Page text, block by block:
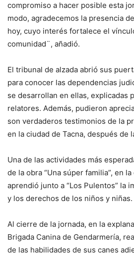
compromiso a hacer posible esta
modo, agradecemos la presencia
hoy, cuyo interés fortalece el
comunidad¨, añadió.
El tribunal de alzada abrió sus
para conocer las dependencias
se desarrollan en ellas, explicadas
relatores. Además, pudieron
son verdaderos testimonios de la
en la ciudad de Tacna, después de
Una de las actividades más
de la obra “Una súper familia”, en
aprendió junto a “Los Pulentos” la
y los derechos de los niños y niñas.
Al cierre de la jornada, en la
Brigada Canina de Gendarmería,
de las habilidades de sus canes